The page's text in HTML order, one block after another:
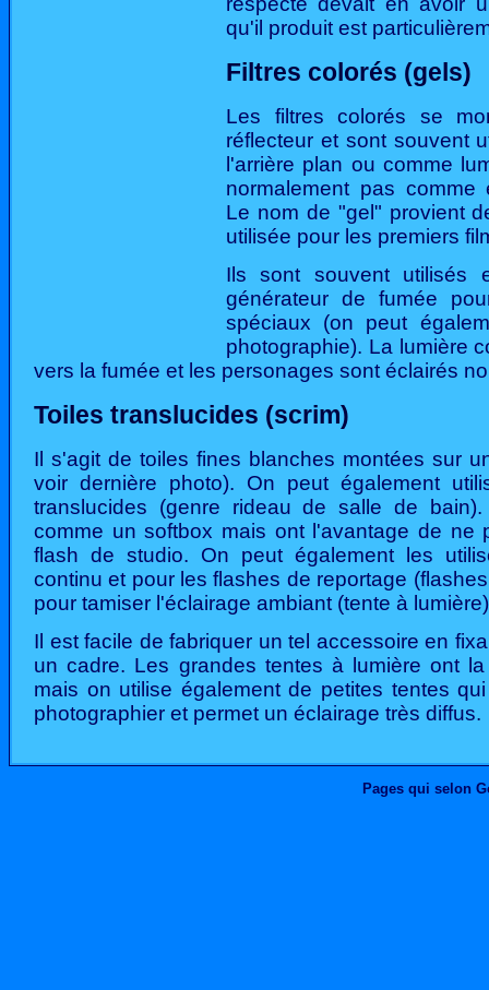
qu'il produit est
Filtres colorés (gels)
Les filtres colorés se
réflecteur et sont souvent
l'arrière plan ou comme
normalement pas comme
Le nom de "gel" provient
utilisée pour les premiers
Ils sont souvent utilisés
générateur de fumée
spéciaux (on peut
photographie). La lumière
vers la fumée et les personages sont éclairés
Toiles translucides (scrim)
Il s'agit de toiles fines blanches montées sur
voir dernière photo). On peut également
translucides (genre rideau de salle de bain).
comme un softbox mais ont l'avantage de ne
flash de studio. On peut également les
continu et pour les flashes de reportage
pour tamiser l'éclairage ambiant (tente à
Il est facile de fabriquer un tel accessoire en
un cadre. Les grandes tentes à lumière ont
mais on utilise également de petites tentes
photographier et permet un éclairage très diffus.
Pages qui selon